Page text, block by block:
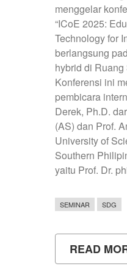
menggelar
“ICoE 2025:
Technology for
berlangsung
hybrid di
Konferensi ini
pembicara
Derek, Ph.D.
(AS) dan Prof.
University of
Southern
yaitu Prof. Dr.
SEMINAR SDG
READ